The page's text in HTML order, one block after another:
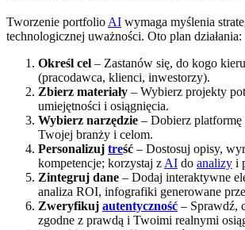
Tworzenie portfolio AI wymaga myślenia
technologicznej uważności. Oto plan działania:
Określ cel – Zastanów się, do kogo
(pracodawca, klienci, inwestorzy).
Zbierz materiały – Wybierz projekty
umiejętności i osiągnięcia.
Wybierz narzędzie – Dobierz platformę
Twojej branży i celom.
Personalizuj treść – Dostosuj opisy,
kompetencje; korzystaj z AI do analizy i
Zintegruj dane – Dodaj interaktywne
analiza ROI, infografiki generowane
Zweryfikuj autentyczność – Sprawdź,
zgodne z prawdą i Twoimi realnymi